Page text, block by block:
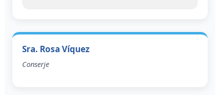
Sra. Rosa Víquez
Conserje